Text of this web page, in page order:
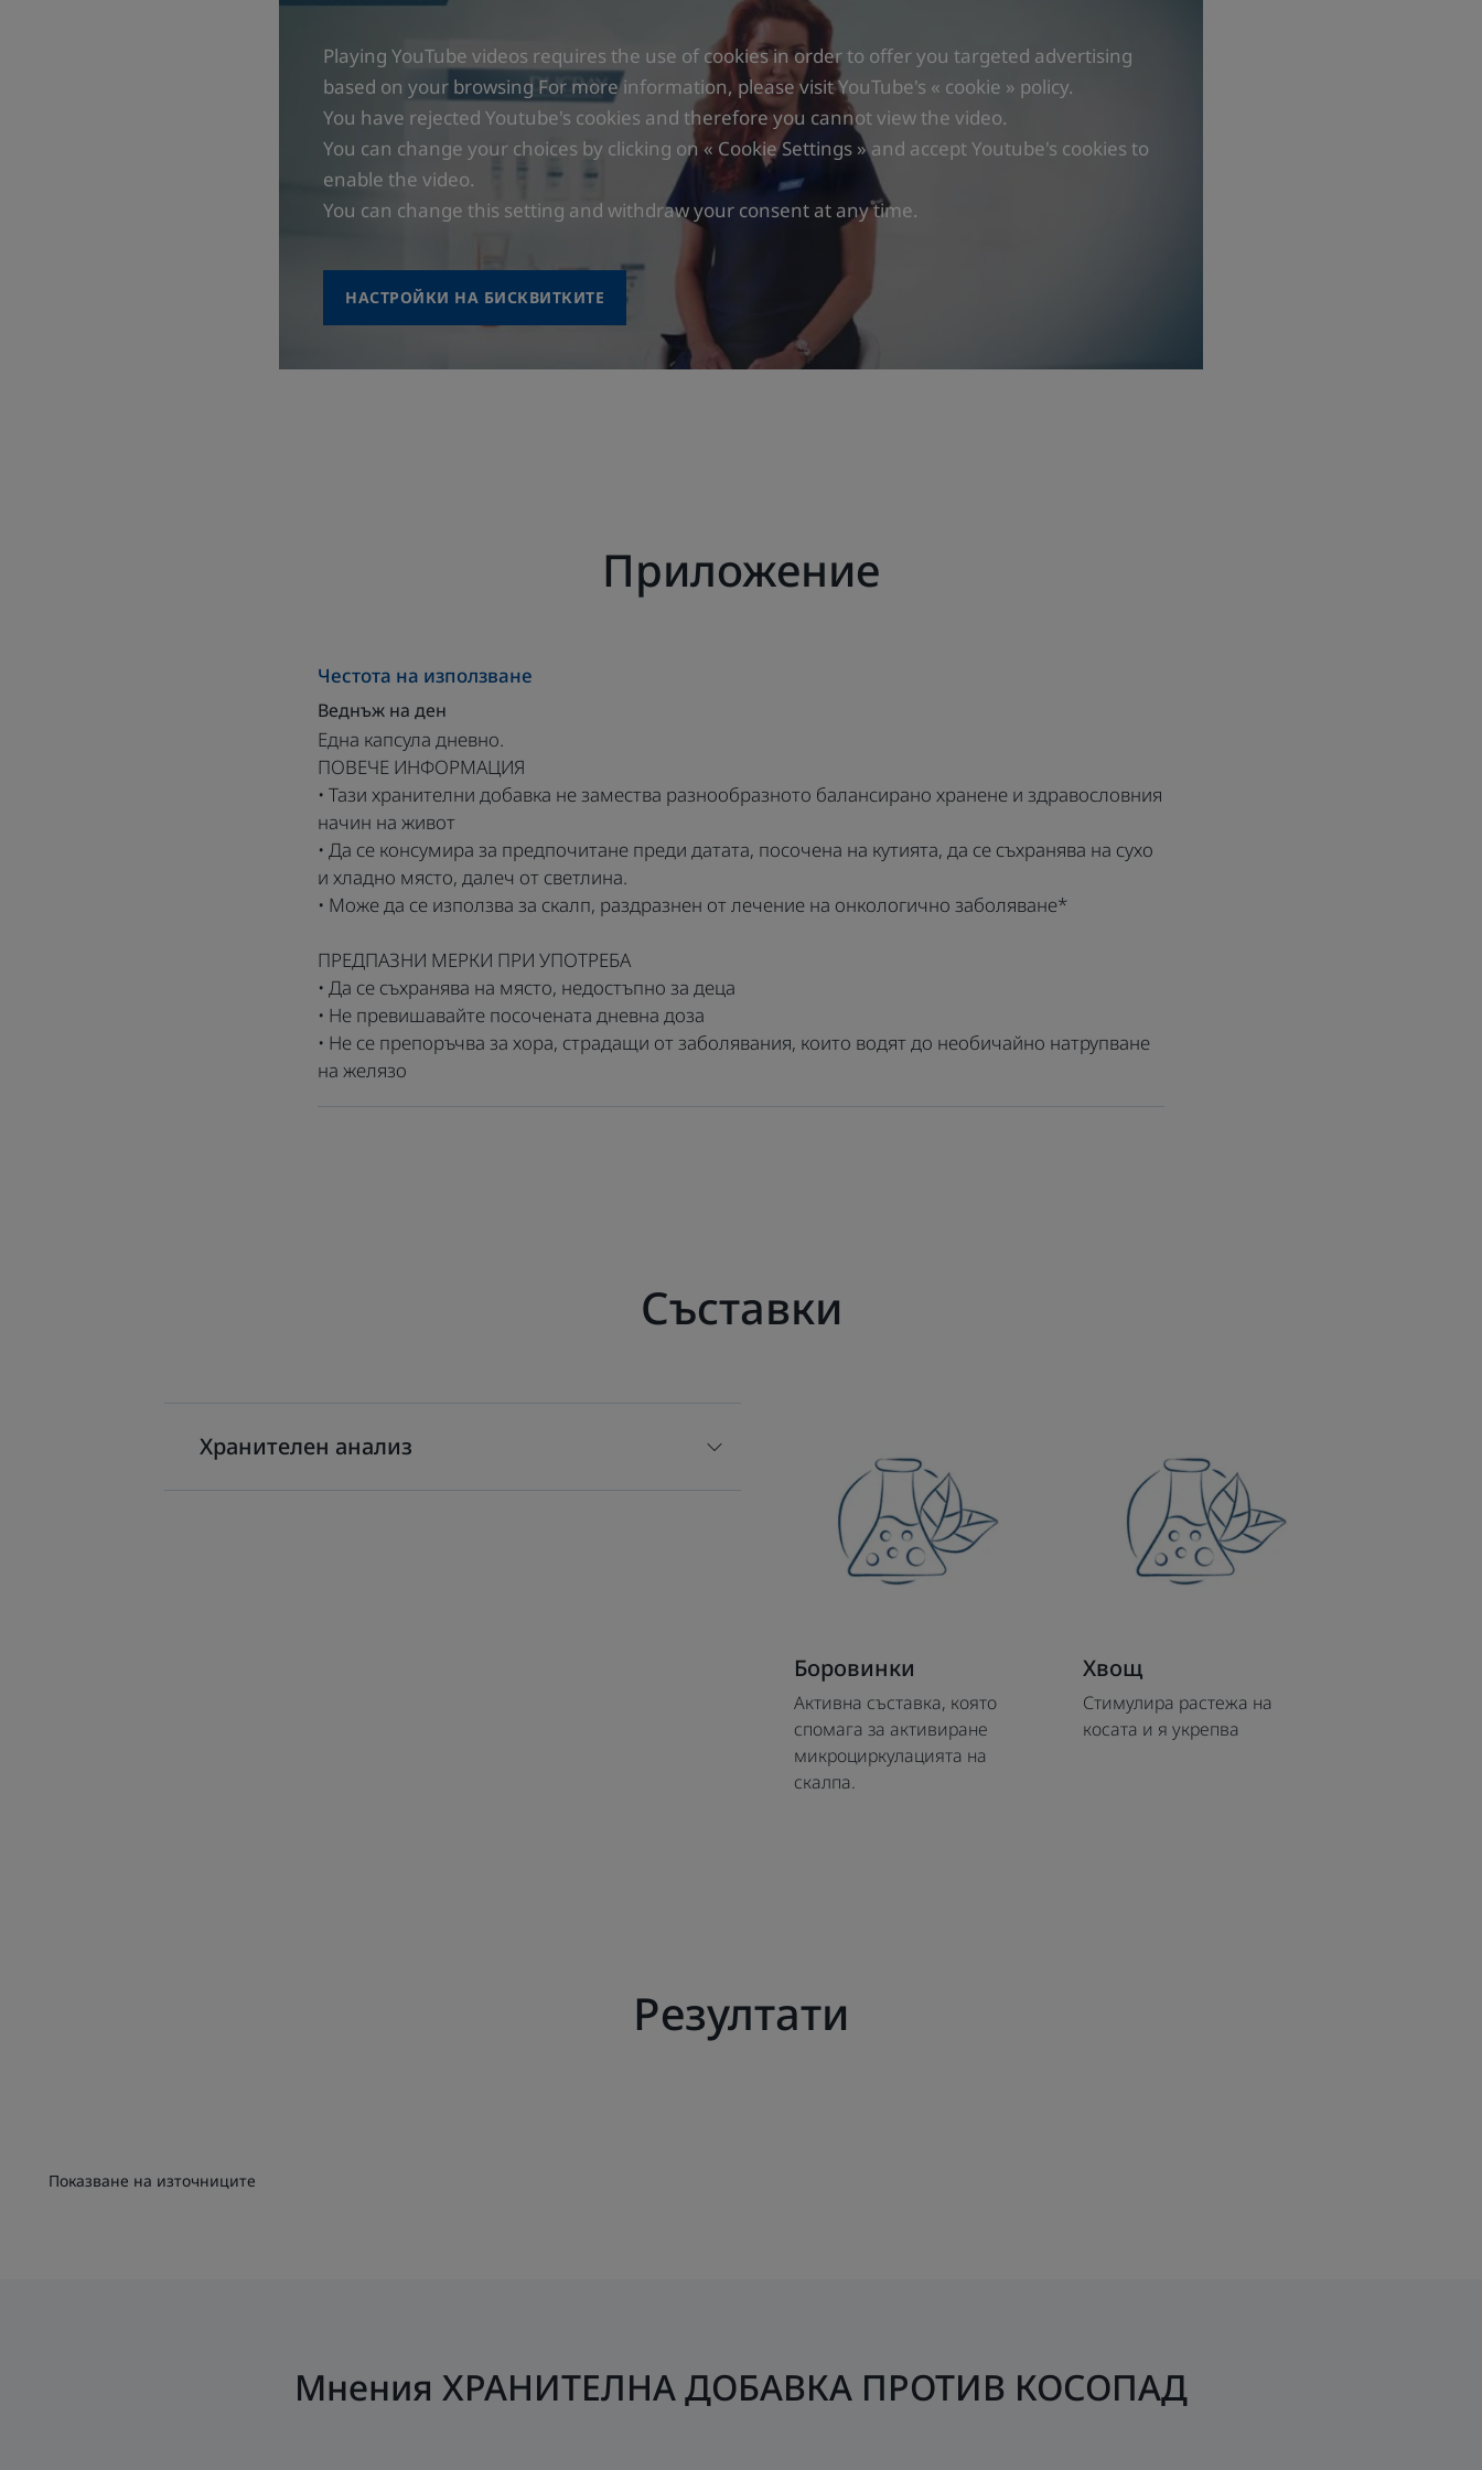
• ЖИЗНЕНОСТ И СИЛА**
ТЕКСТУРА
*Полски хвощ, който спомага за растежа и укрепването на космения фоликул
**Серни аминокиселини (цистеин и метионин), които подпомагат поддържането и укрепването на
***Витамини В3 и В6, които помагат за намаляване на умората
*Тази хранителна добавка може да се използва от от тинейджъри, възрастни. Може да се използва за
скалп, сенсибилизиран от лечение на онкологично заболяване (1 месец след спиране на лечението).
Консултирайте се с Вашия лекар или фармацевт.
*Полски хвощ, който спомага за растежа и укрепването на космения фоликул
**Серни аминокиселини (цистеин и метионин), които подпомагат поддържането и укрепването на
косата
Playing YouTube videos requires the use of cookies in order to offer you targeted advertising
based on your browsing For more information, please visit YouTube's « cookie » policy.
You have rejected Youtube's cookies and therefore you cannot view the video.
You can change your choices by clicking on « Cookie Settings » and accept Youtube's cookies to
enable the video.
You can change this setting and withdraw your consent at any time.
НАСТРОЙКИ НА БИСКВИТКИТЕ
Приложение
Честота на използване
Веднъж на ден
Една капсула дневно.
ПОВЕЧЕ ИНФОРМАЦИЯ
• Тази хранителни добавка не замества разнообразното балансирано хранене и здравословния
начин на живот
• Да се консумира за предпочитане преди датата, посочена на кутията, да се съхранява на сухо
и хладно място, далеч от светлина.
• Може да се използва за скалп, раздразнен от лечение на онкологично заболяване*
ПРЕДПАЗНИ МЕРКИ ПРИ УПОТРЕБА
• Да се съхранява на място, недостъпно за деца
• Не превишавайте посочената дневна доза
• Не се препоръчва за хора, страдащи от заболявания, които водят до необичайно натрупване
на желязо
Съставки
Хранителен анализ
Боровинки
Активна съставка, която
спомага за активиране
микроциркулацията на
скалпа.
Хвощ
Стимулира растежа на
косата и я укрепва
Резултати
Показване на източниците
Мнения ХРАНИТЕЛНА ДОБАВКА ПРОТИВ КОСОПАД